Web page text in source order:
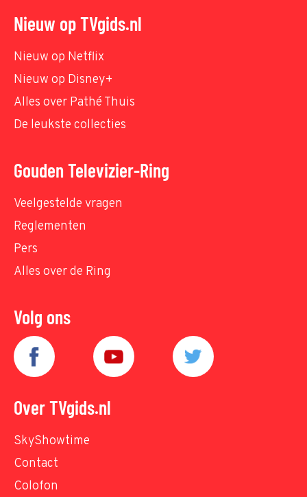
Nieuw op TVgids.nl
Nieuw op Netflix
Nieuw op Disney+
Alles over Pathé Thuis
De leukste collecties
Gouden Televizier-Ring
Veelgestelde vragen
Reglementen
Pers
Alles over de Ring
Volg ons
Over TVgids.nl
SkyShowtime
Contact
Colofon